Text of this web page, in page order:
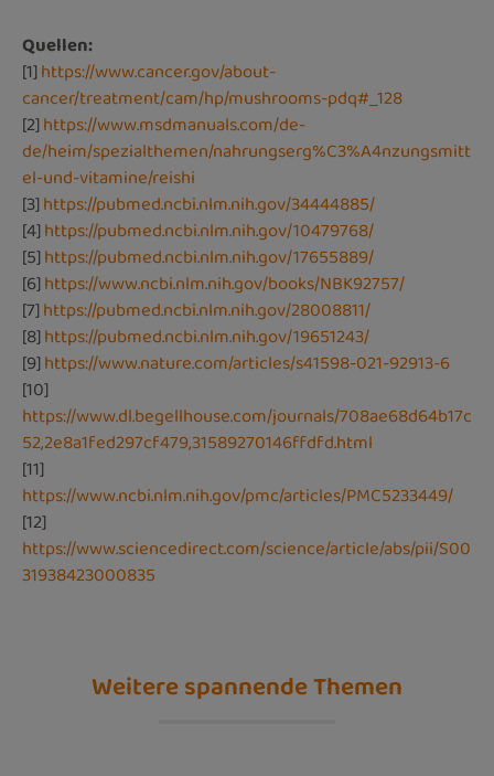
Quellen:
[1]https://www.cancer.gov/about-
cancer/treatment/cam/hp/mushrooms-pdq#_128
[2]https://www.msdmanuals.com/de-
de/heim/spezialthemen/nahrungserg%C3%A4nzungsmitt
el-und-vitamine/reishi
[3]https://pubmed.ncbi.nlm.nih.gov/34444885/
[4]https://pubmed.ncbi.nlm.nih.gov/10479768/
[5]https://pubmed.ncbi.nlm.nih.gov/17655889/
[6]https://www.ncbi.nlm.nih.gov/books/NBK92757/
[7]https://pubmed.ncbi.nlm.nih.gov/28008811/
[8]https://pubmed.ncbi.nlm.nih.gov/19651243/
[9]https://www.nature.com/articles/s41598-021-92913-6
[10]
https://www.dl.begellhouse.com/journals/708ae68d64b17c
52,2e8a1fed297cf479,31589270146ffdfd.html
[11]
https://www.ncbi.nlm.nih.gov/pmc/articles/PMC5233449/
[12]
https://www.sciencedirect.com/science/article/abs/pii/S00
31938423000835
Weitere spannende Themen